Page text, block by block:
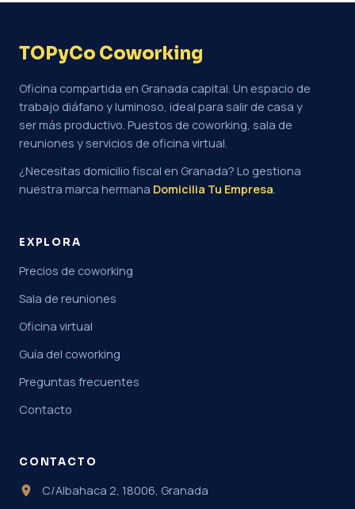
TOPyCo Coworking
Oficina compartida en Granada capital. Un espacio de
trabajo diáfano y luminoso, ideal para salir de casa y
ser más productivo. Puestos de coworking, sala de
reuniones y servicios de oficina virtual.
¿Necesitas domicilio fiscal en Granada? Lo gestiona
nuestra marca hermana Domicilia Tu Empresa.
EXPLORA
Precios de coworking
Sala de reuniones
Oficina virtual
Guía del coworking
Preguntas frecuentes
Contacto
CONTACTO
C/Albahaca 2, 18006, Granada